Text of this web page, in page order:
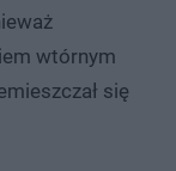
wtórnym
się